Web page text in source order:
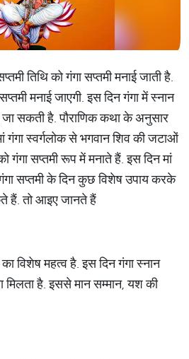
तिथि को गंगा सप्तमी मनाई जाती है.
मनाई जाएगी. इस दिन गंगा में स्नान
जा सकती है. पौराणिक कथा के अनुसार
गंगा स्वर्गलोक से भगवान शिव की जटाओं
गंगा सप्तमी रूप में मनाते हैं. इस दिन मां
सप्तमी के दिन कुछ विशेष उपाय करके
हैं. तो आइए जानते हैं
विशेष महत्व है. इस दिन गंगा स्नान
है. इससे मान सम्मान, यश की